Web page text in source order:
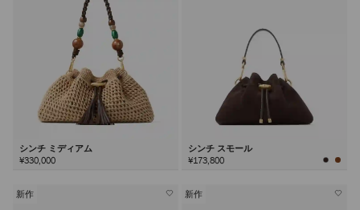
シンチ ミディアム
¥330,000
シンチ スモール
¥173,800
新作 新作